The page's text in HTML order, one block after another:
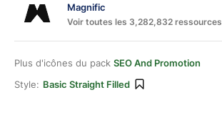
Magnific
Voir toutes les 3,282,832 ressources
Plus d'icônes du pack SEO And Promotion
Style: Basic Straight Filled